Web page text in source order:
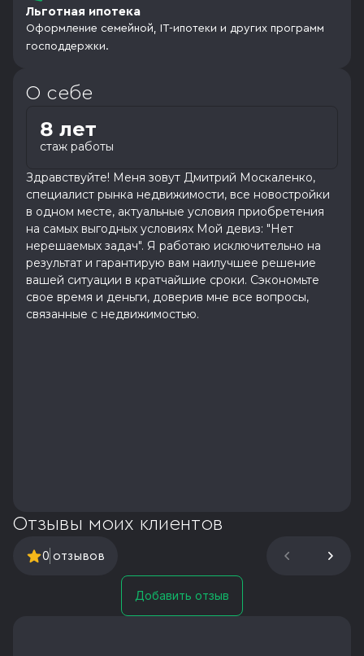
Льготная ипотека
Оформление семейной, IT-ипотеки и других программ
господдержки.
О себе
стаж работы
8 лет
Здравствуйте! Меня зовут Дмитрий Москаленко,
специалист рынка недвижимости, все новостройки
в одном месте, актуальные условия приобретения
на самых выгодных условиях Мой девиз: "Нет
нерешаемых задач". Я работаю исключительно на
результат и гарантирую вам наилучшее решение
вашей ситуации в кратчайшие сроки. Сэкономьте
свое время и деньги, доверив мне все вопросы,
связанные с недвижимостью.
Отзывы моих клиентов
0 отзывов
Добавить отзыв